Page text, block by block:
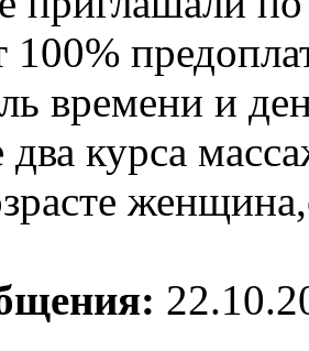
100%
времени и
два курса